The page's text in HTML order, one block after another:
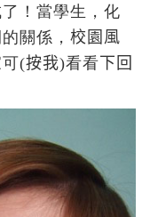
！當學生，化
關係， 校園風
(按我)看看 下回